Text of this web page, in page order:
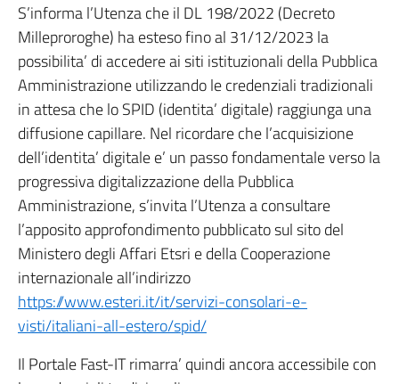
S’informa l’Utenza che il DL 198/2022 (Decreto
Milleproroghe) ha esteso fino al 31/12/2023 la
possibilita’ di accedere ai siti istituzionali della Pubblica
Amministrazione utilizzando le credenziali tradizionali
in attesa che lo SPID (identita’ digitale) raggiunga una
diffusione capillare. Nel ricordare che l’acquisizione
dell’identita’ digitale e’ un passo fondamentale verso la
progressiva digitalizzazione della Pubblica
Amministrazione, s’invita l’Utenza a consultare
l’apposito approfondimento pubblicato sul sito del
Ministero degli Affari Etsri e della Cooperazione
internazionale all’indirizzo
https://www.esteri.it/it/servizi-consolari-e-
visti/italiani-all-estero/spid/
Il Portale Fast-IT rimarra’ quindi ancora accessibile con